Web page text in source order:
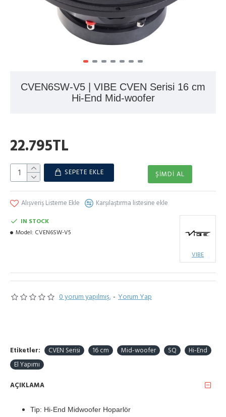
CVEN6SW-V5 | VIBE CVEN Serisi 16 cm
Hi-End Mid-woofer
IN STOCK
Model: CVEN6SW-V5
VIBE
0 yorum yapılmış. - Yorum Yap
22.795TL
SEPETE EKLE ŞIMDI AL
Alışveriş Listeme Ekle Karşılaştırma listesine ekle
Etiketler: CVEN Serisi 16 cm Mid-woofer SQ
Hi-End
El Yapımı
AÇIKLAMA
Tip: Hi-End Midwoofer Hoparlör